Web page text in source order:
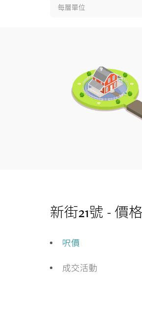
每層單位
新街21號 - 價
呎價
成交活動